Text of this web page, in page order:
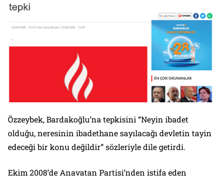
Özzeybek, Bardakoğlu’na tepkisini “Neyin ibadet
olduğu, neresinin ibadethane sayılacağı devletin tayin
edeceği bir konu değildir” sözleriyle dile getirdi.
Ekim 2008’de Anavatan Partisi’nden istifa eden